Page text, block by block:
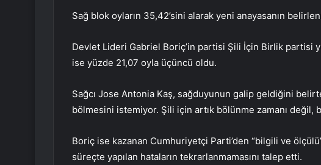
Sağ blok oyların 35,42’sini alarak yeni anayasanın
Devlet Lideri Gabriel Boriç’in partisi Şili İçin Birlik partisi
ise yüzde 21,07 oyla üçüncü oldu.
Sağcı Jose Antonia Kaş, sağduyunun galip geldiğini
bölmesini istemiyor. Şili için artık bölünme zamanı değil,
Boriç ise kazanan Cumhuriyetçi Parti’den “bilgili ve
süreçte yapılan hataların tekrarlanmamasını talep etti.